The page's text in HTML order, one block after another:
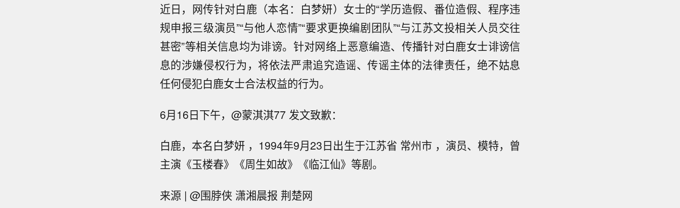
近日，网传针对白鹿（本名：白梦妍）女士的“学历造假、番位造假、程序违
规申报三级演员”“与他人恋情”“要求更换编剧团队”“与江苏文投相关人员交往
甚密”等相关信息均为诽谤。针对网络上恶意编造、传播针对白鹿女士诽谤信
息的涉嫌侵权行为，将依法严肃追究造谣、传谣主体的法律责任，绝不姑息
任何侵犯白鹿女士合法权益的行为。
6月16日下午，@蒙淇淇77 发文致歉：
白鹿，本名白梦妍 ，1994年9月23日出生于江苏省 常州市 ，演员、模特，曾
主演《玉楼春》《周生如故》《临江仙》等剧。
来源 | @围脖侠 潇湘晨报 荆楚网